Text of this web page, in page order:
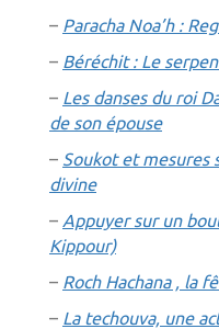
– Paracha Noa’h :
– Béréchit : Le
– Les danses du roi
de son épouse
– Soukot et mesures
divine
– Appuyer sur un
Kippour)
– Roch Hachana , la
– La techouva, une